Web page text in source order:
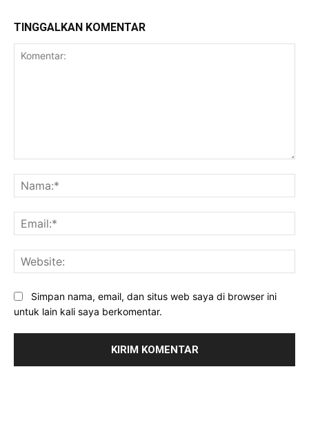
TINGGALKAN KOMENTAR
Simpan nama, email, dan situs web saya di browser ini
untuk lain kali saya berkomentar.